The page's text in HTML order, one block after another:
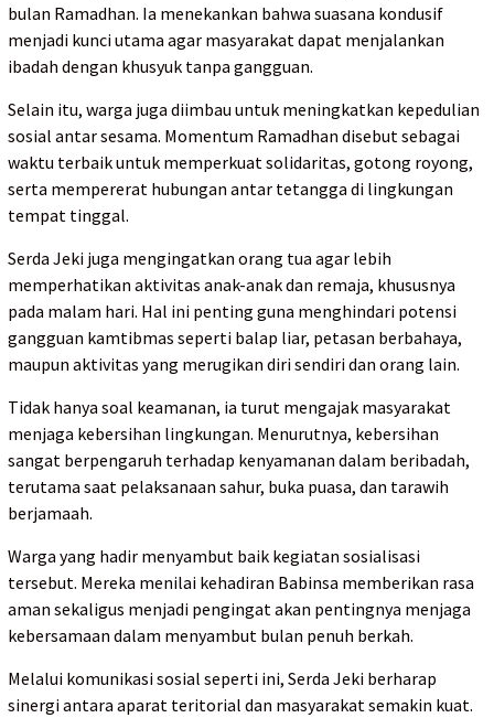
bulan Ramadhan. Ia menekankan bahwa suasana kondusif
menjadi kunci utama agar masyarakat dapat menjalankan
ibadah dengan khusyuk tanpa gangguan.
Selain itu, warga juga diimbau untuk meningkatkan kepedulian
sosial antar sesama. Momentum Ramadhan disebut sebagai
waktu terbaik untuk memperkuat solidaritas, gotong royong,
serta mempererat hubungan antar tetangga di lingkungan
tempat tinggal.
Serda Jeki juga mengingatkan orang tua agar lebih
memperhatikan aktivitas anak-anak dan remaja, khususnya
pada malam hari. Hal ini penting guna menghindari potensi
gangguan kamtibmas seperti balap liar, petasan berbahaya,
maupun aktivitas yang merugikan diri sendiri dan orang lain.
Tidak hanya soal keamanan, ia turut mengajak masyarakat
menjaga kebersihan lingkungan. Menurutnya, kebersihan
sangat berpengaruh terhadap kenyamanan dalam beribadah,
terutama saat pelaksanaan sahur, buka puasa, dan tarawih
berjamaah.
Warga yang hadir menyambut baik kegiatan sosialisasi
tersebut. Mereka menilai kehadiran Babinsa memberikan rasa
aman sekaligus menjadi pengingat akan pentingnya menjaga
kebersamaan dalam menyambut bulan penuh berkah.
Melalui komunikasi sosial seperti ini, Serda Jeki berharap
sinergi antara aparat teritorial dan masyarakat semakin kuat.